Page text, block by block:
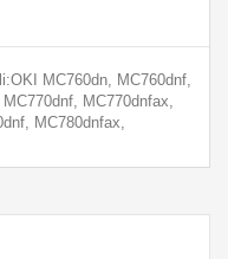
MC760dn, MC760dnf,
MC770dnfax,
MC780dnfax,